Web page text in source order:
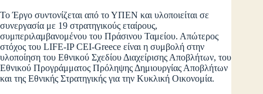
Το Έργο συντονίζεται από το ΥΠΕΝ και υλοποιείται σε
συνεργασία με 19 στρατηγικούς εταίρους,
συμπεριλαμβανομένου του Πράσινου Ταμείου. Απώτερος
στόχος του LIFE-IP CEI-Greece είναι η συμβολή στην
υλοποίηση του Εθνικού Σχεδίου Διαχείρισης Αποβλήτων, του
Εθνικού Προγράμματος Πρόληψης Δημιουργίας Αποβλήτων
και της Εθνικής Στρατηγικής για την Κυκλική Οικονομία.